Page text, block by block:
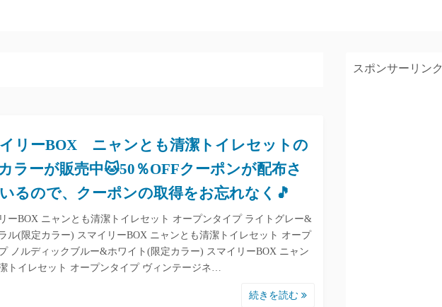
リーBOX ニャンとも清潔トイレセットの
ラーが販売中🐱50％OFFクーポンが配布さ
るので、クーポンの取得をお忘れなく🎵
ーBOX ニャンとも清潔トイレセット オープンタイプ ライトグレー&
ル(限定カラー) スマイリーBOX ニャンとも清潔トイレセット オープ
ノルディックブルー&ホワイト(限定カラー) スマイリーBOX ニャン
トイレセット オープンタイプ ヴィンテージネ…
続きを読む
スポンサーリンク